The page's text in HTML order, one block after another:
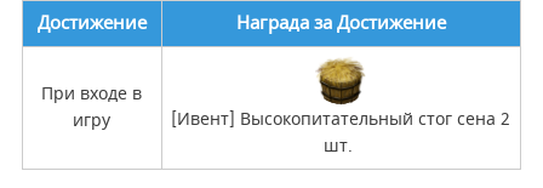
Достижение Награда за Достижение
При входе в
игру
[Ивент] Высокопитательный стог сена 2
шт.